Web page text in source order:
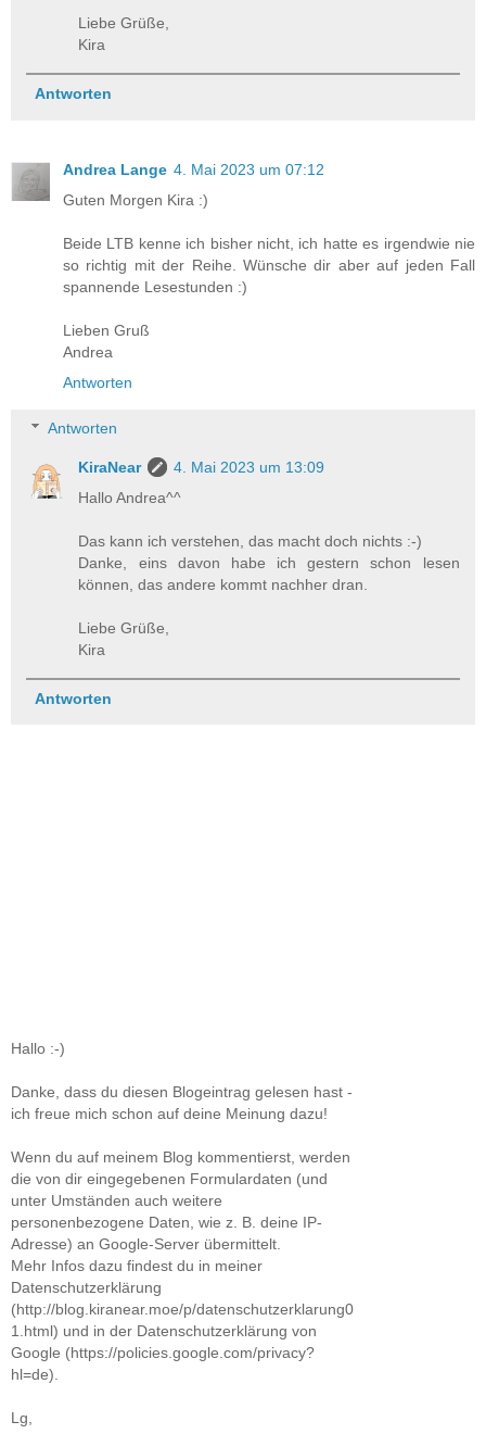
Liebe Grüße,
Kira
Antworten
Andrea Lange 4. Mai 2023 um 07:12
Guten Morgen Kira :)
Beide LTB kenne ich bisher nicht, ich hatte es irgendwie nie
so richtig mit der Reihe. Wünsche dir aber auf jeden Fall
spannende Lesestunden :)
Lieben Gruß
Andrea
Antworten
Antworten
KiraNear
4. Mai 2023 um 13:09
Hallo Andrea^^
Das kann ich verstehen, das macht doch nichts :-)
Danke, eins davon habe ich gestern schon lesen
können, das andere kommt nachher dran.
Liebe Grüße,
Kira
Antworten
Hallo :-)
Danke, dass du diesen Blogeintrag gelesen hast -
ich freue mich schon auf deine Meinung dazu!
Wenn du auf meinem Blog kommentierst, werden
die von dir eingegebenen Formulardaten (und
unter Umständen auch weitere
personenbezogene Daten, wie z. B. deine IP-
Adresse) an Google-Server übermittelt.
Mehr Infos dazu findest du in meiner
Datenschutzerklärung
(http://blog.kiranear.moe/p/datenschutzerklarung0
1.html) und in der Datenschutzerklärung von
Google (https://policies.google.com/privacy?
hl=de).
Lg,